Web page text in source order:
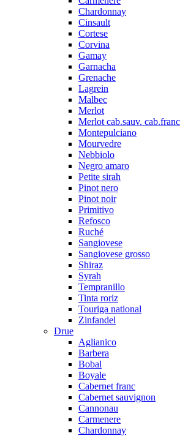
Chardonnay
Cinsault
Cortese
Corvina
Gamay
Garnacha
Grenache
Lagrein
Malbec
Merlot
Merlot cab.sauv. cab.franc
Montepulciano
Mourvedre
Nebbiolo
Negro amaro
Petite sirah
Pinot nero
Pinot noir
Primitivo
Refosco
Ruché
Sangiovese
Sangiovese grosso
Shiraz
Syrah
Tempranillo
Tinta roriz
Touriga national
Zinfandel
Drue
Aglianico
Barbera
Bobal
Boyale
Cabernet franc
Cabernet sauvignon
Cannonau
Carmenere
Chardonnay